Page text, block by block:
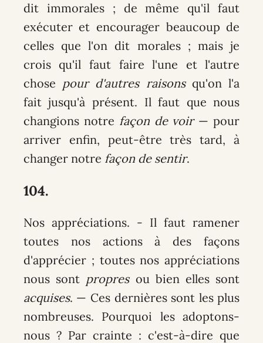
dit immorales ; de même qu'il faut
exécuter et encourager beaucoup de
celles que l'on dit morales ; mais je
crois qu'il faut faire l'une et l'autre
chose pour d'autres raisonsqu'on l'a
fait jusqu'à présent. Il faut que nous
changions notre façon de voir— pour
arriver enfin, peut-être très tard, à
changer notre façon de sentir.
104.
Nos appréciations. - Il faut ramener
toutes nos actions à des façons
d'apprécier ; toutes nos appréciations
nous sont propresou bien elles sont
acquises. — Ces dernières sont les plus
nombreuses. Pourquoi les adoptons-
nous ? Par crainte : c'est-à-dire que